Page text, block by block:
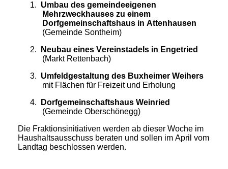
1. Umbau des gemeindeeigenen
Mehrzweckhauses zu einem
Dorfgemeinschaftshaus in Attenhausen
(Gemeinde Sontheim)
2.
Neubau eines Vereinstadels in Engetried
(Markt Rettenbach)
3. Umfeldgestaltung des Buxheimer Weihers
mit Flächen für Freizeit und Erholung
4.
Dorfgemeinschaftshaus Weinried
(Gemeinde Oberschönegg)
Die Fraktionsinitiativen werden ab dieser Woche im
Haushaltsausschuss beraten und sollen im April vom
Landtag beschlossen werden.